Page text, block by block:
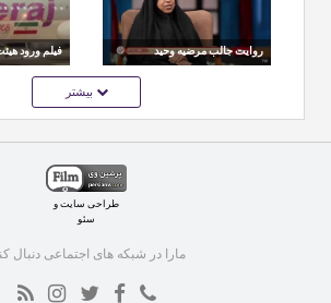
روایت جالب مرضیه وحید
فیلم ورود
کننده ایران به
بیشتر
طراحی سایتو
سئو
مارا در شبکه های اجتماعی دنبال